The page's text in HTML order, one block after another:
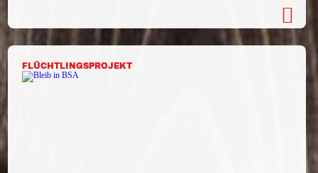
FLÜCHTLINGSPROJEKT